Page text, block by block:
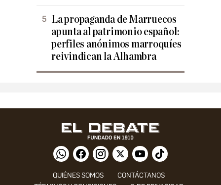
La propaganda de Marruecos
apunta al patrimonio español:
perfiles anónimos marroquíes
reivindican la Alhambra
QUIÉNES SOMOS
CONTÁCTANOS